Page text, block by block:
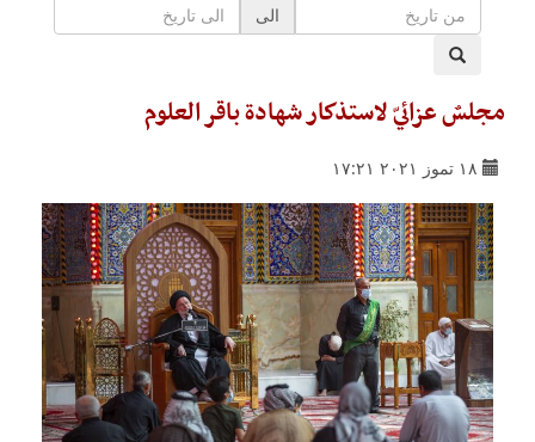
الى
مجلسٌ عزائيّ لاستذكار شهادة باقر العلوم
١٨ تموز ٢٠٢١ ١٧:٢١